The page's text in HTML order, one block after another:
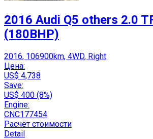
2016 Audi Q5 others 2.0
(180BHP)
2016, 106900km, 4WD, Right
Цена:
US$ 4,738
Save:
US$ 400 (8%)
Engine:
CNC177454
Расчёт стоимости
Detail